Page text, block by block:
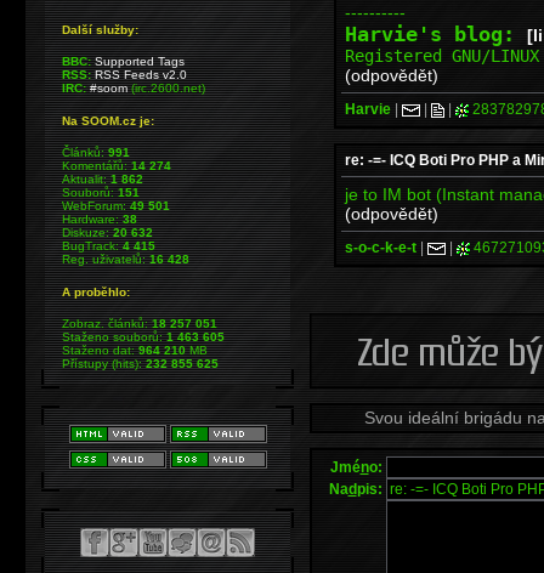
----------
Harvie's blog:
Registered GNU/
(odpovědět)
Harvie | | |
re: -=- ICQ Boti Pro PHP a
je to IM bot (Instant
(odpovědět)
s-o-c-k-e-t | |
Svou ideální brigádu
Jméno:
Nadpis:
Další služby:
BBC: Supported Tags
RSS: RSS Feeds v2.0
IRC: #soom(irc.2600.net)
Na SOOM.cz je:
Článků:991
Komentářů:14 274
Aktualit:1 862
Souborů:151
WebForum:49 501
Hardware:38
Diskuze:20 632
BugTrack:4 415
Reg. uživatelů:16 428
A proběhlo:
Zobraz. článků:18 257 051
Staženo souborů:1 463 605
Staženo dat:964 210MB
Přístupy (hits):232 855 625